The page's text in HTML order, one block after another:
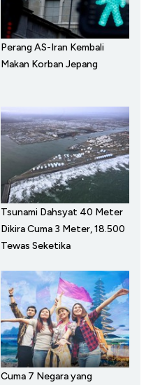
Perang AS-Iran Kembali
Makan Korban Jepang
Tsunami Dahsyat 40 Meter
Dikira Cuma 3 Meter, 18.500
Tewas Seketika
Cuma 7 Negara yang